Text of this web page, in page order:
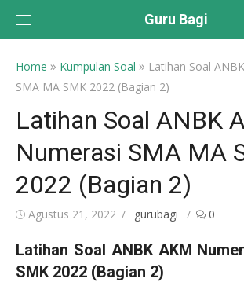
Guru Bagi
Home » Kumpulan Soal » Latihan Soal
SMA MA SMK 2022 (Bagian 2)
Latihan Soal ANBK
Numerasi SMA MA
2022 (Bagian 2)
Posted
Agustus 21, 2022 Author
gurubagi 0
Latihan Soal ANBK AKM
SMK 2022 (Bagian 2)